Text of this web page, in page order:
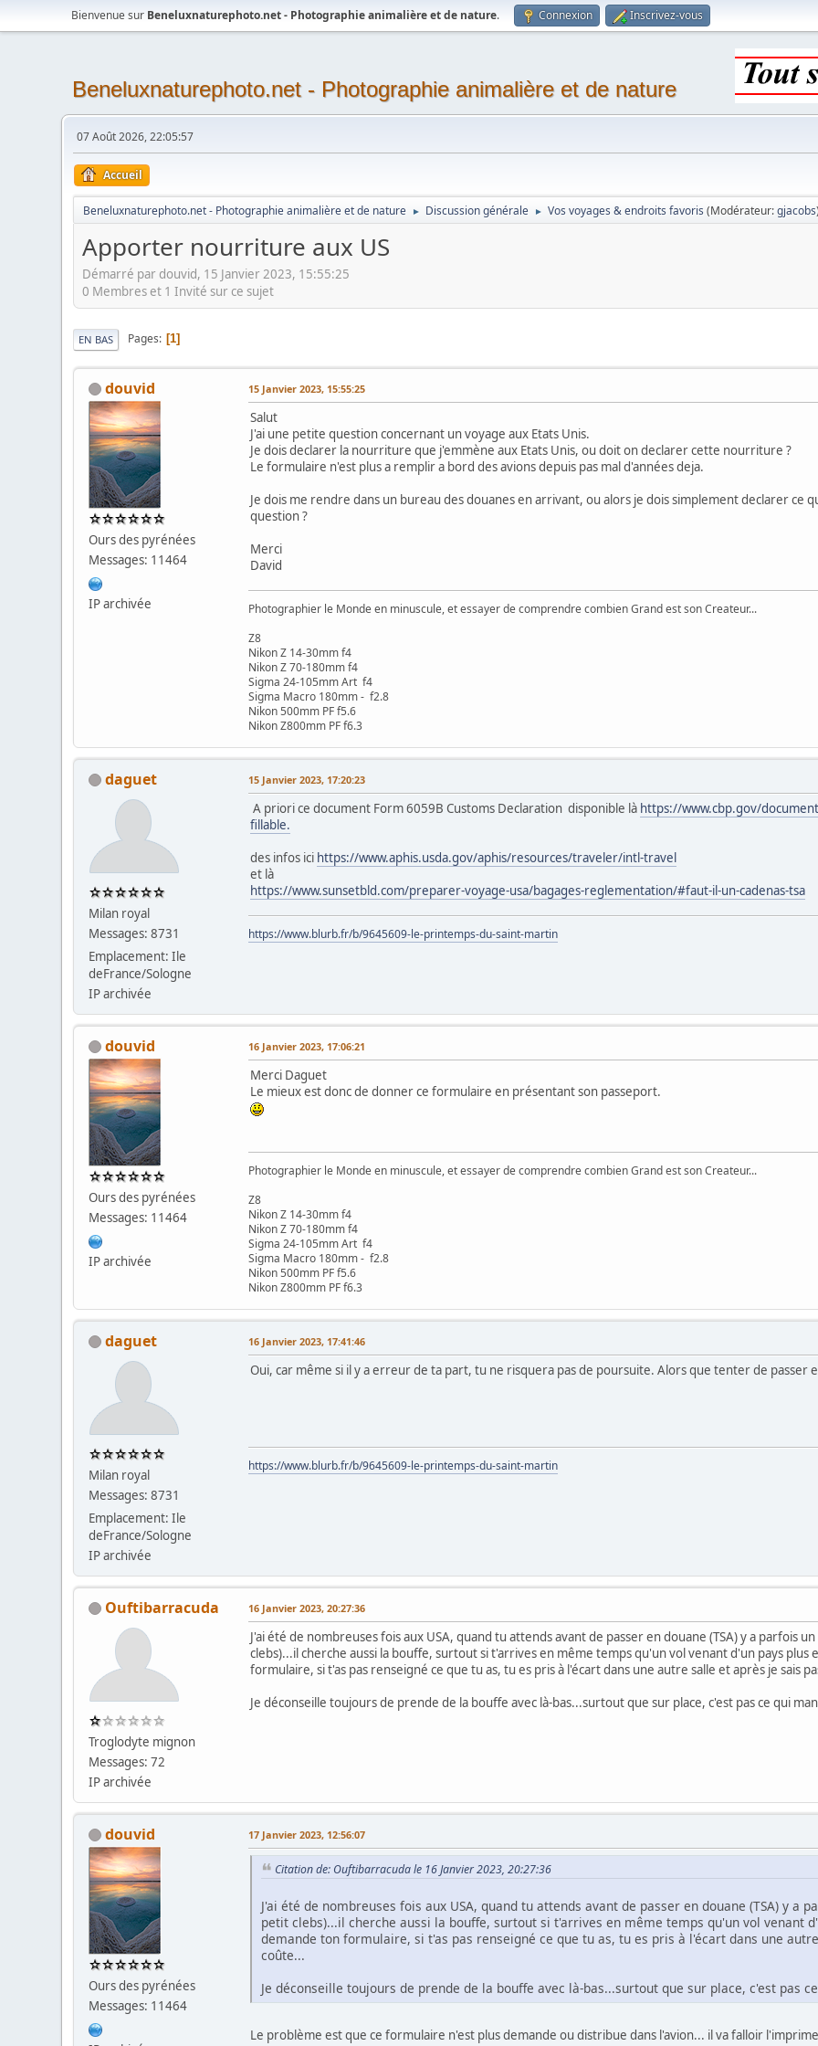
Bienvenue sur Beneluxnaturephoto.net - Photographie animalière et de nature. Connexion Inscrivez-vous
Beneluxnaturephoto.net - Photographie animalière et de nature
07 Août 2026, 22:05:57
Accueil
Beneluxnaturephoto.net - Photographie animalière et de nature ► Discussion générale ► Vos voyages & endroits favoris (Modérateur:gjacobs
Apporter nourriture aux US
Démarré par douvid, 15 Janvier 2023, 15:55:25
0 Membres et 1 Invité sur ce sujet
EN BAS Pages 1
douvid
Ours des pyrénées
Messages: 11464
IP archivée
15 Janvier 2023, 15:55:25
Salut
J'ai une petite question concernant un voyage aux Etats Unis.
Je dois declarer la nourriture que j'emmène aux Etats Unis, ou doit on declarer cette nourriture ?
Le formulaire n'est plus a remplir a bord des avions depuis pas mal d'années deja.
Je dois me rendre dans un bureau des douanes en arrivant, ou alors je dois simplement declarer ce
question ?
Merci
David
Photographier le Monde en minuscule, et essayer de comprendre combien Grand est son Createur...
Z8
Nikon Z 14-30mm f4
Nikon Z 70-180mm f4
Sigma 24-105mm Art f4
Sigma Macro 180mm - f2.8
Nikon 500mm PF f5.6
Nikon Z800mm PF f6.3
daguet
Milan royal
Messages: 8731
Emplacement: Ile
deFrance/Sologne
IP archivée
15 Janvier 2023, 17:20:23
A priori ce document Form 6059B Customs Declaration disponible là https://www.cbp.gov/
fillable.
des infos ici https://www.aphis.usda.gov/aphis/resources/traveler/intl-travel
et là
https://www.sunsetbld.com/preparer-voyage-usa/bagages-reglementation/#faut-il-un-cadenas-tsa
https://www.blurb.fr/b/9645609-le-printemps-du-saint-martin
douvid
Ours des pyrénées
Messages: 11464
IP archivée
16 Janvier 2023, 17:06:21
Merci Daguet
Le mieux est donc de donner ce formulaire en présentant son passeport.
Photographier le Monde en minuscule, et essayer de comprendre combien Grand est son Createur...
Z8
Nikon Z 14-30mm f4
Nikon Z 70-180mm f4
Sigma 24-105mm Art f4
Sigma Macro 180mm - f2.8
Nikon 500mm PF f5.6
Nikon Z800mm PF f6.3
daguet
Milan royal
Messages: 8731
Emplacement: Ile
deFrance/Sologne
IP archivée
16 Janvier 2023, 17:41:46
Oui, car même si il y a erreur de ta part, tu ne risquera pas de poursuite. Alors que tenter de passer
https://www.blurb.fr/b/9645609-le-printemps-du-saint-martin
Ouftibarracuda
Troglodyte mignon
Messages: 72
IP archivée
16 Janvier 2023, 20:27:36
J'ai été de nombreuses fois aux USA, quand tu attends avant de passer en douane (TSA) y a parfois
clebs)...il cherche aussi la bouffe, surtout si t'arrives en même temps qu'un vol venant d'un pays
formulaire, si t'as pas renseigné ce que tu as, tu es pris à l'écart dans une autre salle et après je sais
Je déconseille toujours de prende de la bouffe avec là-bas...surtout que sur place, c'est pas ce qui
douvid
Ours des pyrénées
Messages: 11464
17 Janvier 2023, 12:56:07
Citation de: Ouftibarracuda le 16 Janvier 2023, 20:27:36
J'ai été de nombreuses fois aux USA, quand tu attends avant de passer en douane (TSA) y a
petit clebs)...il cherche aussi la bouffe, surtout si t'arrives en même temps qu'un vol venant
demande ton formulaire, si t'as pas renseigné ce que tu as, tu es pris à l'écart dans une
coûte...
Je déconseille toujours de prende de la bouffe avec là-bas...surtout que sur place, c'est pas
Le problème est que ce formulaire n'est plus demande ou distribue dans l'avion... il va falloir